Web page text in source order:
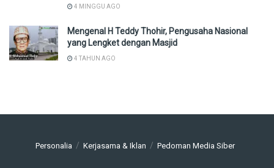
4 MINGGU AGO
Mengenal H Teddy Thohir, Pengusaha Nasional
yang Lengket dengan Masjid
4 TAHUN AGO
Personalia Kerjasama & Iklan Pedoman Media Siber